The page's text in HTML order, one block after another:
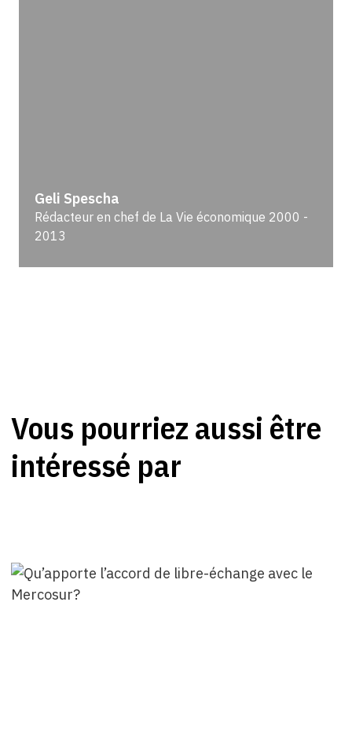
Geli Spescha
Rédacteur en chef de La Vie économique 2000 -
2013
Vous pourriez aussi être
intéressé par